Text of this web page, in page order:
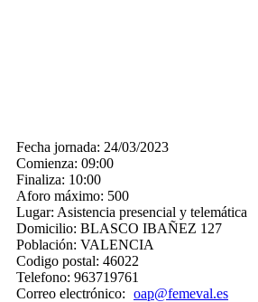
Fecha jornada: 24/03/2023
Comienza: 09:00
Finaliza: 10:00
Aforo máximo: 500
Lugar: Asistencia presencial y telemática
Domicilio: BLASCO IBAÑEZ 127
Población: VALENCIA
Codigo postal: 46022
Telefono: 963719761
Correo electrónico: oap@femeval.es